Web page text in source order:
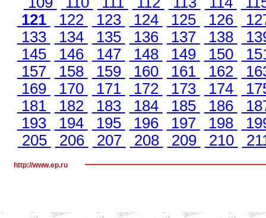
121
122 123 124 125 126
133
134 135 136 137 138
145
146 147 148 149 150
157
158 159 160 161 162
169
170 171 172 173 174
181
182 183 184 185 186
193
194 195 196 197 198
205
206 207 208 209 210
http://www.ep.ru